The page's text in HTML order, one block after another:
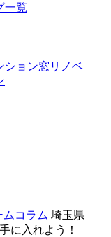
一覧
ション窓リノベ
ムコラム 埼玉県
手に入れよう！